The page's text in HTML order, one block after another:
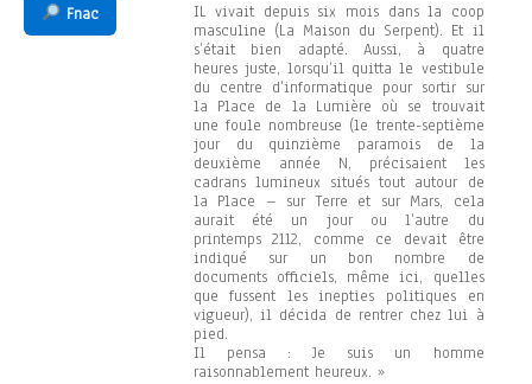
Fnac
IL vivait depuis six mois dans la coop
masculine (La Maison du Serpent). Et il
s’était bien adapté. Aussi, à quatre
heures juste, lorsqu’il quitta le vestibule
du centre d’informatique pour sortir sur
la Place de la Lumière où se trouvait
une foule nombreuse (le trente-septième
jour du quinzième paramois de la
deuxième année N, précisaient les
cadrans lumineux situés tout autour de
la Place – sur Terre et sur Mars, cela
aurait été un jour ou l’autre du
printemps 2112, comme ce devait être
indiqué sur un bon nombre de
documents officiels, même ici, quelles
que fussent les inepties politiques en
vigueur), il décida de rentrer chez lui à
pied.
Il pensa : Je suis un homme
raisonnablement heureux. »